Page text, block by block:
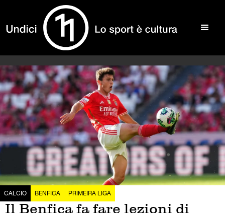
CALCIO BENFICA PRIMEIRA LIGA
Il Benfica fa fare lezioni di